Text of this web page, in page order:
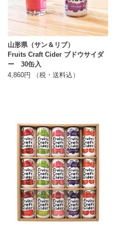
山形県（サン＆リブ）
Fruits Craft Cider ブドウサイダ
ー 30缶入
4,860円 （税・送料込）